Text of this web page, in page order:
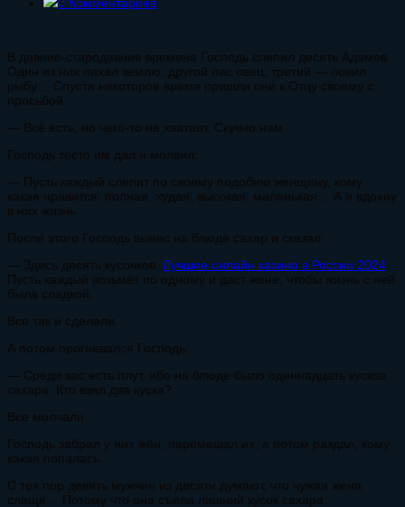
В давние-стародавние времена Господь слепил десять Адамов.
Один из них пахал землю, другой пас овец, третий — ловил
рыбу… Спустя некоторое время пришли они к Отцу своему с
просьбой:
— Всё есть, но чего-то не хватает. Скучно нам.
Господь тесто им дал и молвил:
— Пусть каждый слепит по своему подобию женщину, кому
какая нравится: полная, худая, высокая, маленькая… А я вдохну
в них жизнь.
После этого Господь вынес на блюде сахар и сказал:
— Здесь десять кусочков. Лучшие онлайн казино в России 2024
Пусть каждый возьмёт по одному и даст жене, чтобы жизнь с ней
была сладкой.
Все так и сделали.
А потом прогневался Господь:
— Среди вас есть плут, ибо на блюде было одиннадцать кусков
сахара. Кто взял два куска?
Все молчали.
Господь забрал у них жён, перемешал их, а потом раздал, кому
какая попалась.
С тех пор девять мужчин из десяти думают, что чужая жена
слаще… Потому что она съела лишний кусок сахара.